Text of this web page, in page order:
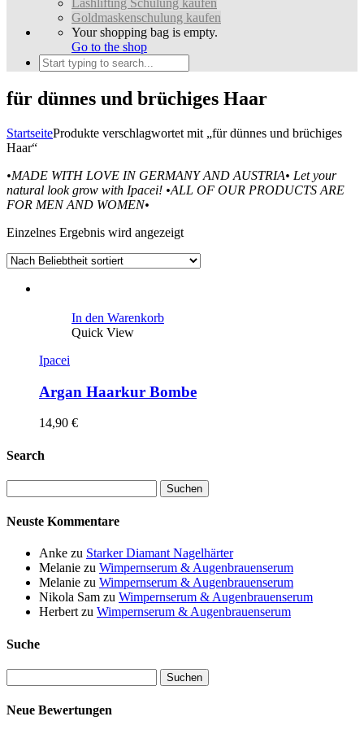
Lashlifting Schulung kaufen
Goldmaskenschulung kaufen
Your shopping bag is empty.
Go to the shop
für dünnes und brüchiges Haar
StartseiteProdukte verschlagwortet mit „für dünnes und brüchiges
Haar“
•MADE WITH LOVE IN GERMANY AND AUSTRIA• Let your
natural look grow with Ipacei! •ALL OF OUR PRODUCTS ARE
FOR MEN AND WOMEN•
Einzelnes Ergebnis wird angezeigt
In den Warenkorb
Quick View
Ipacei
Argan Haarkur Bombe
14,90 €
Search
Neuste Kommentare
Anke zu Starker Diamant Nagelhärter
Melanie zu Wimpernserum & Augenbrauenserum
Melanie zu Wimpernserum & Augenbrauenserum
Nikola Sam zu Wimpernserum & Augenbrauenserum
Herbert zu Wimpernserum & Augenbrauenserum
Suche
Neue Bewertungen